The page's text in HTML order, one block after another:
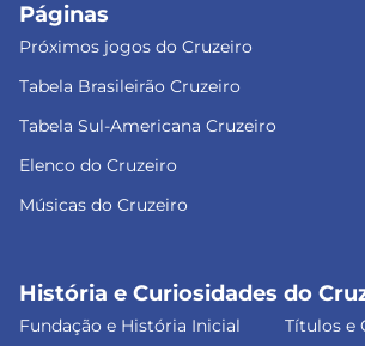
Páginas
Próximos jogos do Cruzeiro
Tabela Brasileirão Cruzeiro
Tabela Sul-Americana Cruzeiro
Elenco do Cruzeiro
Músicas do Cruzeiro
História e Curiosidades do
Fundação e História Inicial
Títulos e